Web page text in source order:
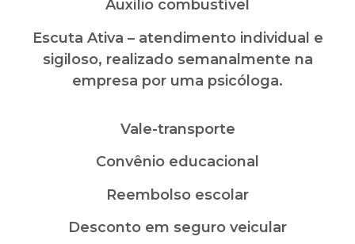
Auxílio combustível
Escuta Ativa – atendimento individual e
sigiloso, realizado semanalmente na
empresa por uma psicóloga.
Vale-transporte
Convênio educacional
Reembolso escolar
Desconto em seguro veicular